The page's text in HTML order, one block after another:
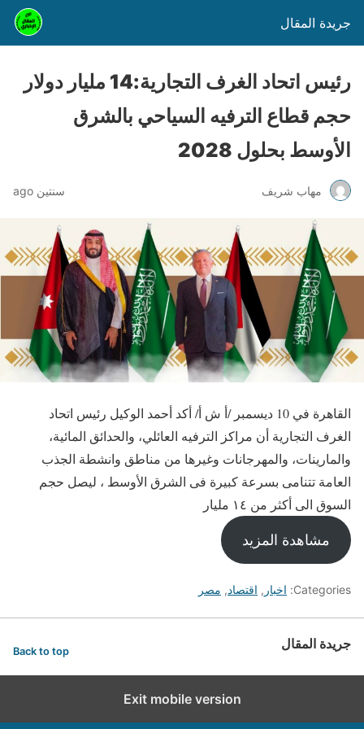
جريدة المقال
رئيس اتحاد الغرف التجارية:14 مليار دولار
حجم قطاع الترفيه السياحي بالشرق
الأوسط بحلول 2028
مهاب شريف سنتين ago
القاهرة في 10 ديسمبر /أ ش أ/ أكد أحمد الوكيل رئيس اتحاد
الغرف التجارية أن مراكز الترفيه العائلي، والحدائق المائية،
والمارينات، والمهرجانات وغيرها من مناطق وانشطة الجذب
العامة تتنامى بسرعة كبيرة فى الشرق الأوسط ، ليصل حجم
السوق الى أكثر من ١٤ مليار
مشاهدة المزيد
Categories: اخبار , اقتصاد, مصر
جريدة المقال Back to top
Exit mobile version